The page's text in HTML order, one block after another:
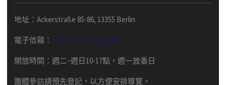
地址：Ackerstraße 85-86, 13355 Berlin
電子信箱： fgsberlin@gmail.com
開放時間 ： 週二~週日10-17點， 週一放香日
團體參訪請預先登記，以方便安排導覽 。